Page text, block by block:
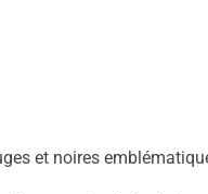
et noires